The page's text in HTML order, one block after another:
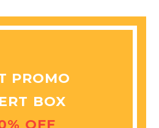
PROMO
BOX
OFF